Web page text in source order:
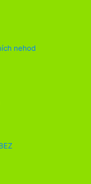
nehod